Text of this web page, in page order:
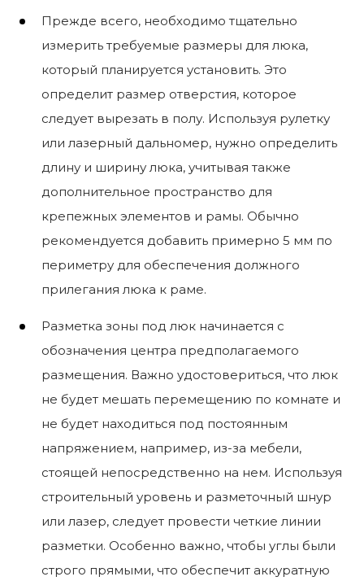
Прежде всего, необходимо тщательно
измерить требуемые размеры для люка,
который планируется установить. Это
определит размер отверстия, которое
следует вырезать в полу. Используя рулетку
или лазерный дальномер, нужно определить
длину и ширину люка, учитывая также
дополнительное пространство для
крепежных элементов и рамы. Обычно
рекомендуется добавить примерно 5 мм по
периметру для обеспечения должного
прилегания люка к раме.
Разметка зоны под люк начинается с
обозначения центра предполагаемого
размещения. Важно удостовериться, что люк
не будет мешать перемещению по комнате и
не будет находиться под постоянным
напряжением, например, из-за мебели,
стоящей непосредственно на нем. Используя
строительный уровень и разметочный шнур
или лазер, следует провести четкие линии
разметки. Особенно важно, чтобы углы были
строго прямыми, что обеспечит аккуратную